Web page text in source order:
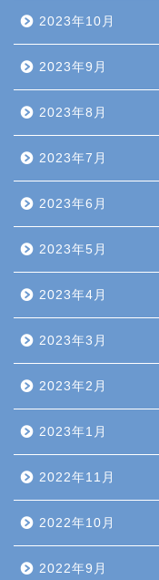
2023年10月
2023年9月
2023年8月
2023年7月
2023年6月
2023年5月
2023年4月
2023年3月
2023年2月
2023年1月
2022年11月
2022年10月
2022年9月